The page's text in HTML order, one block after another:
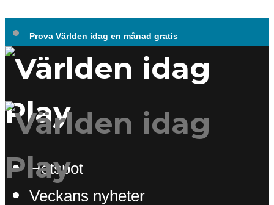
Prova Världen idag en månad gratis
Hotspot
Veckans nyheter